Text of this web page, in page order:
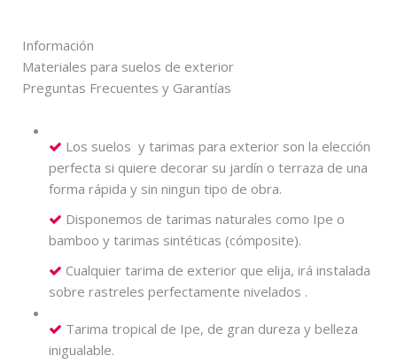
Información
Materiales para suelos de exterior
Preguntas Frecuentes y Garantías
Los suelos y tarimas para exterior son la elección
perfecta si quiere decorar su jardín o terraza de una
forma rápida y sin ningun tipo de obra.
Disponemos de tarimas naturales como Ipe o
bamboo y tarimas sintéticas (cómposite).
Cualquier tarima de exterior que elija, irá instalada
sobre rastreles perfectamente nivelados .
Tarima tropical de Ipe, de gran dureza y belleza
inigualable.